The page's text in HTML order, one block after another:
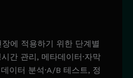
에 적용하기 위한 단계별
간 관리, 메타데이터·자막
이터 분석·A/B 테스트, 정